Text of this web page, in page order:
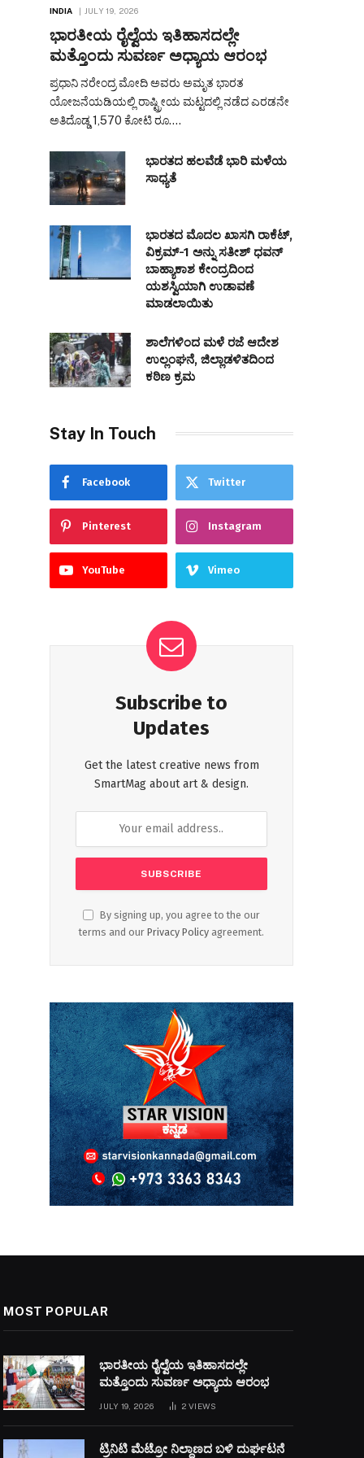
INDIA JULY 19, 2026
ಭಾರತೀಯ ರೈಲ್ವೆಯ ಇತಿಹಾಸದಲ್ಲೇ
ಮತ್ತೊಂದು ಸುವರ್ಣ ಅಧ್ಯಾಯ ಆರಂಭ
ಪ್ರಧಾನಿ ನರೇಂದ್ರ ಮೋದಿ ಅವರು ಅಮೃತ ಭಾರತ
ಯೋಜನೆಯಡಿಯಲ್ಲಿ ರಾಷ್ಟ್ರೀಯ ಮಟ್ಟದಲ್ಲಿ ನಡೆದ ಎರಡನೇ
ಅತಿದೊಡ್ಡ 1,570 ಕೋಟಿ ರೂ.…
ಭಾರತದ ಹಲವೆಡೆ ಭಾರಿ ಮಳೆಯ
ಸಾಧ್ಯತೆ
ಭಾರತದ ಮೊದಲ ಖಾಸಗಿ ರಾಕೆಟ್,
ವಿಕ್ರಮ್-1 ಅನ್ನು ಸತೀಶ್ ಧವನ್
ಬಾಹ್ಯಾಕಾಶ ಕೇಂದ್ರದಿಂದ
ಯಶಸ್ವಿಯಾಗಿ ಉಡಾವಣೆ
ಮಾಡಲಾಯಿತು
ಶಾಲೆಗಳಿಂದ ಮಳೆ ರಜೆ ಆದೇಶ
ಉಲ್ಲಂಘನೆ, ಜಿಲ್ಲಾಡಳಿತದಿಂದ
ಕಠಿಣ ಕ್ರಮ
Stay In Touch
Facebook Twitter
Pinterest Instagram
YouTube Vimeo
Subscribe to
Updates
Get the latest creative news from
SmartMag about art & design.
By signing up, you agree to the our
terms and our Privacy Policy agreement.
MOST POPULAR
ಭಾರತೀಯ ರೈಲ್ವೆಯ ಇತಿಹಾಸದಲ್ಲೇ
ಮತ್ತೊಂದು ಸುವರ್ಣ ಅಧ್ಯಾಯ ಆರಂಭ
JULY 19, 2026 2VIEWS
ಟ್ರಿನಿಟಿ ಮೆಟ್ರೋ ನಿಲ್ದಾಣದ ಬಳಿ ದುರ್ಘಟನೆ